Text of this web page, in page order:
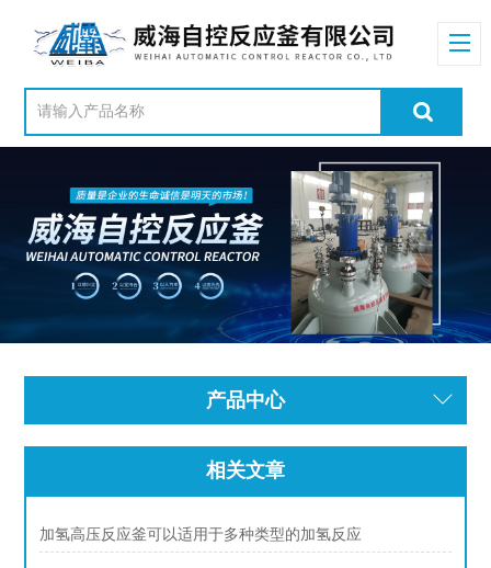
产品中心
相关文章
加氢高压反应釜可以适用于多种类型的加氢反应